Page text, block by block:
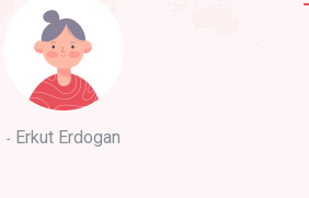
Erkut Erdogan